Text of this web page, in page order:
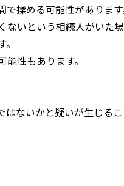
揉める可能性があります
いという相続人がいた
性もあります。
ないかと疑いが生じるこ